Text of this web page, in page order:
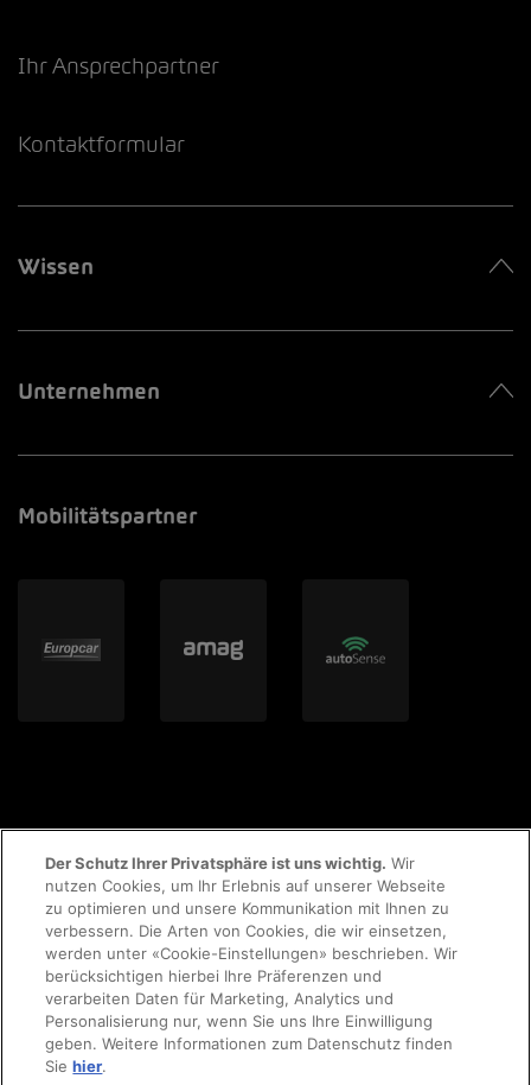
Ihr Ansprechpartner
Kontaktformular
Wissen
Unternehmen
Mobilitätspartner
© 2023 AMAG Parking AG
AGB's Rechtliche Hinweise Impressum
Der Schutz Ihrer Privatsphäre ist uns wichtig. Wir
nutzen Cookies, um Ihr Erlebnis auf unserer Webseite
zu optimieren und unsere Kommunikation mit Ihnen zu
verbessern. Die Arten von Cookies, die wir einsetzen,
werden unter «Cookie-Einstellungen» beschrieben. Wir
berücksichtigen hierbei Ihre Präferenzen und
verarbeiten Daten für Marketing, Analytics und
Personalisierung nur, wenn Sie uns Ihre Einwilligung
geben. Weitere Informationen zum Datenschutz finden
Siehier.